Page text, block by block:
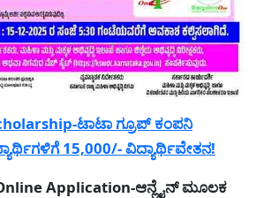
ಟಾಟಾ ಗ್ರೂಪ್‌ ಕಂಪನಿ
15,000/- ವಿದ್ಯಾರ್ಥಿವೇತನ!
Application-ಆನ್ಲೈನ್ ಮೂಲಕ